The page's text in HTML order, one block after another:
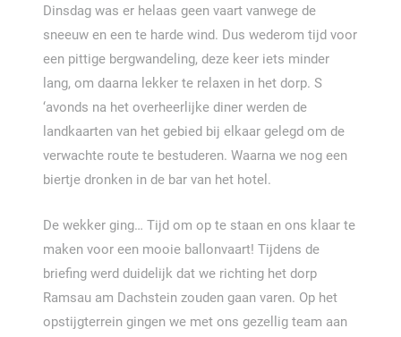
Dinsdag was er helaas geen vaart vanwege de
sneeuw en een te harde wind. Dus wederom tijd voor
een pittige bergwandeling, deze keer iets minder
lang, om daarna lekker te relaxen in het dorp. S
‘avonds na het overheerlijke diner werden de
landkaarten van het gebied bij elkaar gelegd om de
verwachte route te bestuderen. Waarna we nog een
biertje dronken in de bar van het hotel.
De wekker ging… Tijd om op te staan en ons klaar te
maken voor een mooie ballonvaart! Tijdens de
briefing werd duidelijk dat we richting het dorp
Ramsau am Dachstein zouden gaan varen. Op het
opstijgterrein gingen we met ons gezellig team aan